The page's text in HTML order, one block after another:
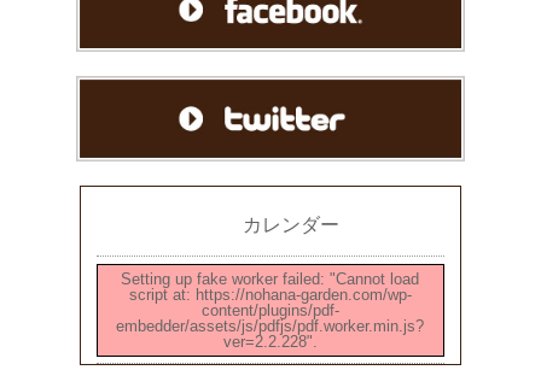
カレンダー
Setting up fake worker failed: "Cannot load
script at: https://nohana-garden.com/wp-
content/plugins/pdf-
embedder/assets/js/pdfjs/pdf.worker.min.js?
ver=2.2.228".